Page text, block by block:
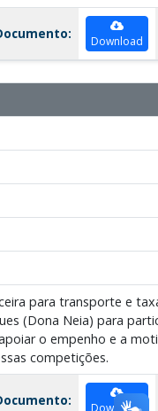
Download
para transporte e
(Dona Neia) para
o empenho e a
competições.
Download